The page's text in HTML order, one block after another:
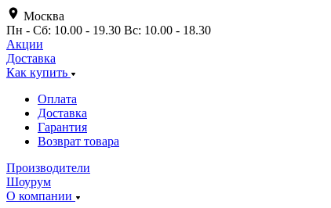
Москва
Пн - Сб: 10.00 - 19.30 Вс: 10.00 - 18.30
Акции
Доставка
Как купить
Оплата
Доставка
Гарантия
Возврат товара
Производители
Шоурум
О компании